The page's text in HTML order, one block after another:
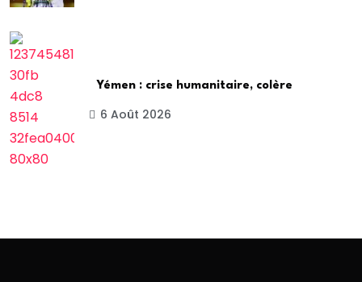
Yémen : crise humanitaire, colère
6 Août 2026